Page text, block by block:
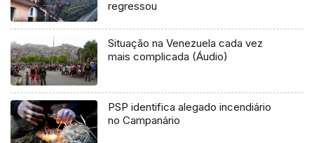
regressou
Situação na Venezuela cada vez
mais complicada (Áudio)
PSP identifica alegado incendiário
no Campanário